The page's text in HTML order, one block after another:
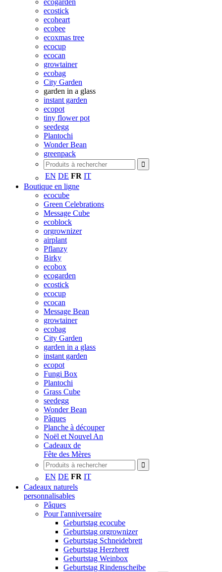
ecogarden
ecostick
ecoheart
ecobee
ecoxmas tree
ecocup
ecocan
growtainer
ecobag
City Garden
garden in a glass
instant garden
ecopot
tiny flower pot
seedegg
Plantochi
Wonder Bean
greenpack
EN DE FR IT
Boutique en ligne
ecocube
Green Celebrations
Message Cube
ecoblock
orgrownizer
airplant
Pflanzy
Birky
ecobox
ecogarden
ecostick
ecocup
ecocan
Message Bean
growtainer
ecobag
City Garden
garden in a glass
instant garden
ecopot
Fungi Box
Plantochi
Grass Cube
seedegg
Wonder Bean
Pâques
Planche à découper
Noël et Nouvel An
Cadeaux de
Fête des Mères
EN DE FR IT
Cadeaux naturels
personnalisables
Pâques
Pour l'anniversaire
Geburtstag ecocube
Geburtstag orgrownizer
Geburtstag Schneidebrett
Geburtstag Herzbrett
Geburtstag Weinbox
Geburtstag Rindenscheibe